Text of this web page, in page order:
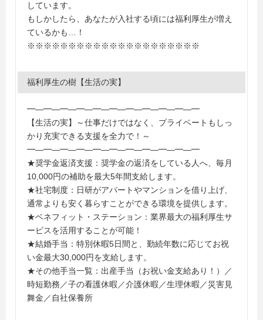
しています。
もしかしたら、あなたが入社する頃には福利厚生が増え
ているかも…！
※※※※※※※※※※※※※※※※※※※※※
福利厚生の樹【生活の実】
━―━―━―━―━―━―━―━―━―━―━
【生活の実】～仕事だけではなく、プライベートもしっ
かり充実できる支援を全力で！～
━―━―━―━―━―━―━―━―━―━―━
★奨学金返済支援：奨学金の返済をしている人へ、毎月
10,000円の補助を最大5年間支給します。
★社宅制度：日研がアパートやマンションを借り上げ、
通常よりも安く暮らすことができる環境を提供します。
★ベネフィット・ステーション：業界最大の福利厚生サ
ービスを活用することが可能！
★結婚手当：特別休暇5日間と、勤続年数に応じてお祝
い金最大30,000円を支給します。
★その他手当一覧：出産手当（お祝い金支給あり！）／
時短勤務／子の看護休暇／介護休暇／生理休暇／災害見
舞金／自社保養所